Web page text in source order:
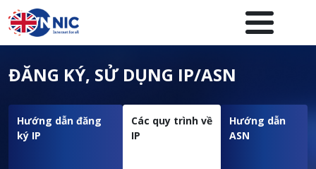
Nhảy đến nội dung
Menuheader của website
ĐĂNG KÝ, SỬ DỤNG IP/ASN
Hướng dẫn đăng
ký IP
Các quy trình về
IP
Hướng dẫn
ASN